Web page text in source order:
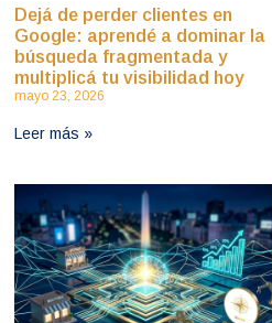
Dejá de perder clientes en
Google: aprendé a dominar la
búsqueda fragmentada y
multiplicá tu visibilidad hoy
mayo 23, 2026
Leer más »